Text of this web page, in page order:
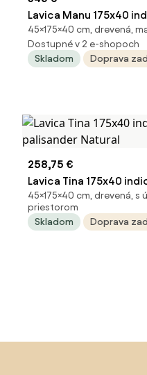
Lavica Manu 175x40
mango
45×175×40 cm, drevená,
Dostupné v 2 e-shopoch
Skladom
Doprava
258,75 €
Lavica Tina 175x40
palisander Natural
45×175×40 cm, drevená, s
priestorom
Skladom
Doprava